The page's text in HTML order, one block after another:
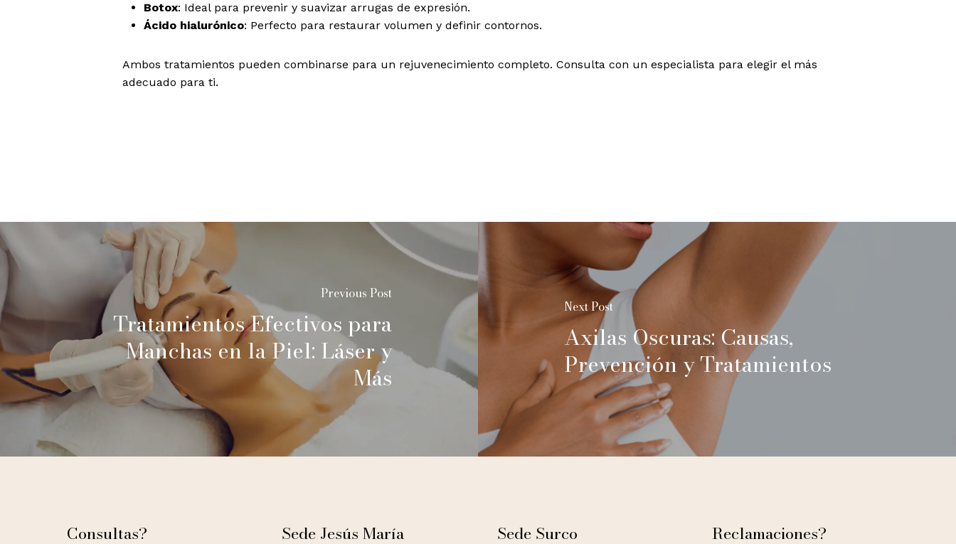
Botox: Ideal para prevenir y suavizar arrugas de expresión.
Ácido hialurónico: Perfecto para restaurar volumen y definir contornos.
Ambos tratamientos pueden combinarse para un rejuvenecimiento completo. Consulta con un especialista para elegir el más
adecuado para ti.
Previous Post
Tratamientos Efectivos para
Manchas en la Piel: Láser y
Más
Next Post
Axilas Oscuras: Causas,
Prevención y Tratamientos
Consultas? Sede Jesús María Sede Surco Reclamaciones?